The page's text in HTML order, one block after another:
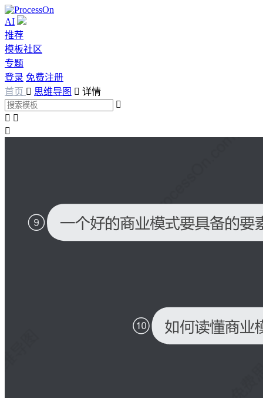
AI
推荐
模板社区
专题
登录 免费注册
首页  思维导图  详情

 
